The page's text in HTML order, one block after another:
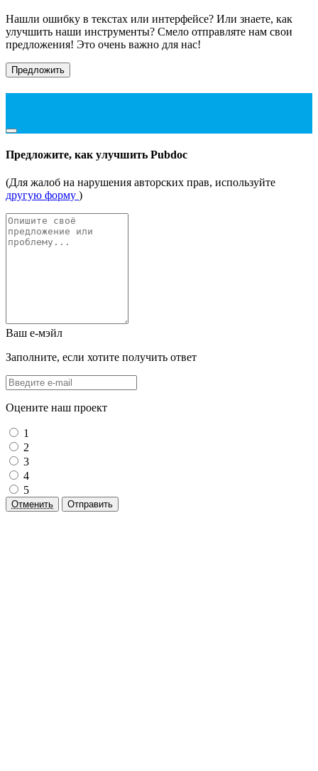
Нашли ошибку в текстах или интерфейсе? Или знаете, как
улучшить наши инструменты? Смело отправляте нам свои
предложения! Это очень важно для нас!
Предложить
Предложите, как улучшить Pubdoc
(Для жалоб на нарушения авторских прав, используйте
другую форму )
Ваш е-мэйл
Заполните, если хотите получить ответ
Оцените наш проект
1
2
3
4
5
Отменить Отправить